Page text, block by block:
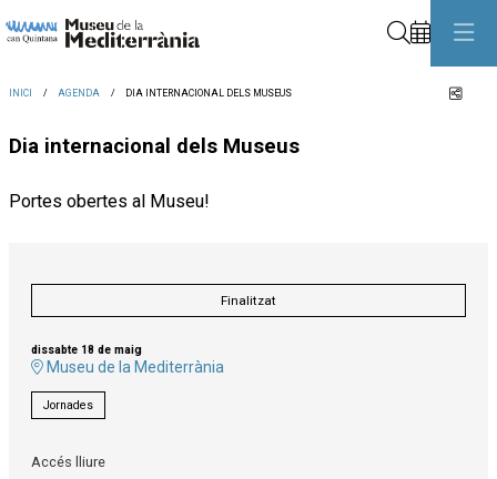
INICI AGENDA DIA INTERNACIONAL DELS MUSEUS
Dia internacional dels Museus
Portes obertes al Museu!
Finalitzat
dissabte 18 de maig
Museu de la Mediterrània
Jornades
Accés lliure